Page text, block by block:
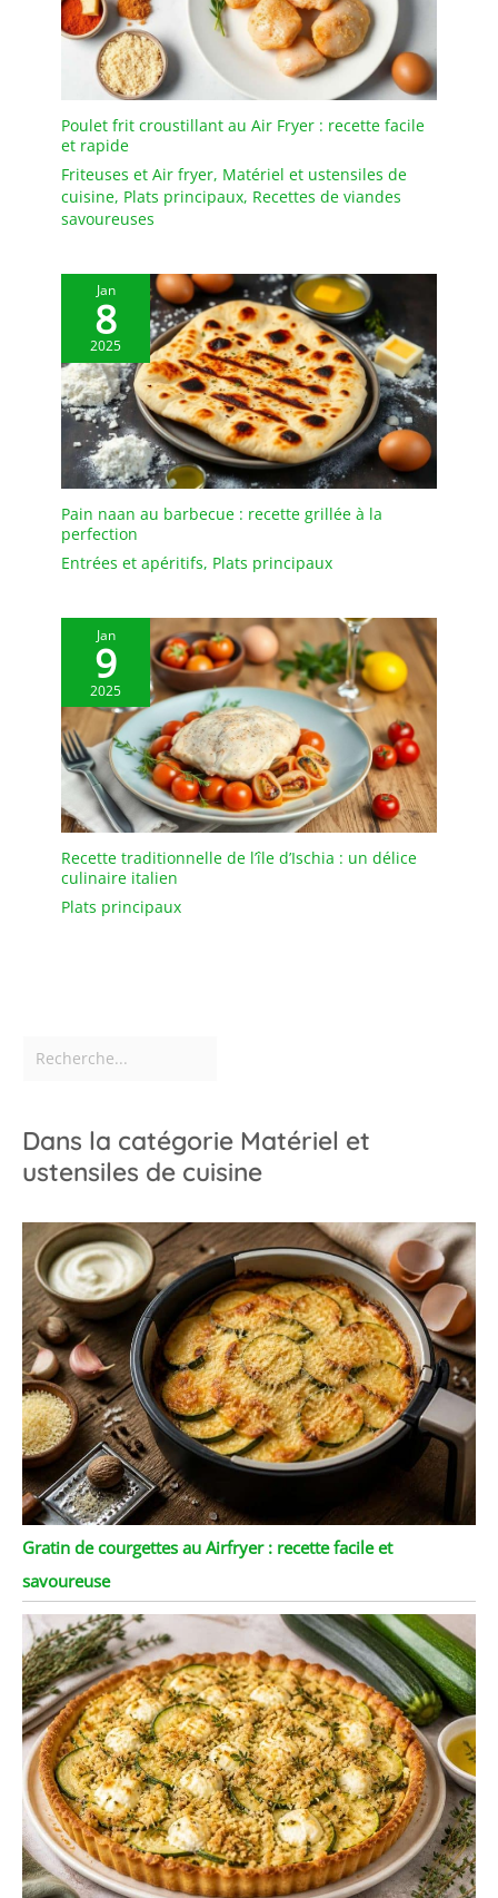
Poulet frit croustillant au Air Fryer : recette facile
et rapide
Friteuses et Air fryer, Matériel et ustensiles de
cuisine, Plats principaux, Recettes de viandes
savoureuses
Jan
8
2025
Pain naan au barbecue : recette grillée à la
perfection
Entrées et apéritifs, Plats principaux
Jan
9
2025
Recette traditionnelle de l’île d’Ischia : un délice
culinaire italien
Plats principaux
Dans la catégorie Matériel et
ustensiles de cuisine
Gratin de courgettes au Airfryer : recette facile et
savoureuse